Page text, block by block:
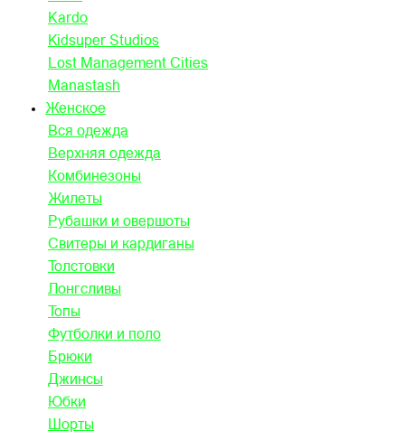
Kardo
Kidsuper Studios
Lost Management Cities
Manastash
Женское
Вся одежда
Верхняя одежда
Комбинезоны
Жилеты
Рубашки и овершоты
Свитеры и кардиганы
Толстовки
Лонгсливы
Топы
Футболки и поло
Брюки
Джинсы
Юбки
Шорты